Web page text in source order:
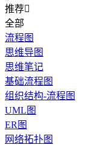
推荐
全部
流程图
思维导图
思维笔记
基础流程图
组织结构-流程图
UML图
ER图
网络拓扑图